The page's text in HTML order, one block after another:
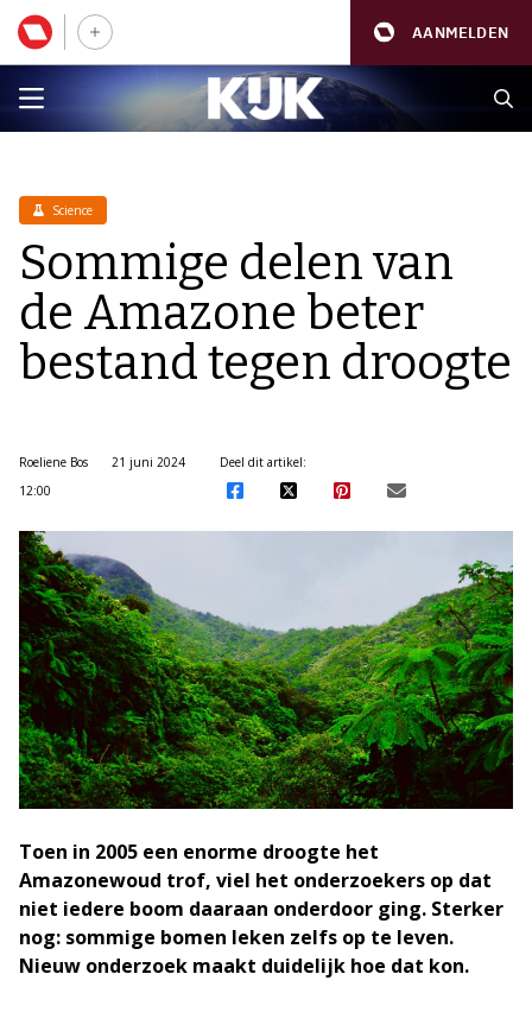
AANMELDEN
Science
Sommige delen van
de Amazone beter
bestand tegen droogte
Roeliene Bos
21 juni 2024
12:00
Deel dit artikel:
Toen in 2005 een enorme droogte het
Amazonewoud trof, viel het onderzoekers op dat
niet iedere boom daaraan onderdoor ging. Sterker
nog: sommige bomen leken zelfs op te leven.
Nieuw onderzoek maakt duidelijk hoe dat kon.